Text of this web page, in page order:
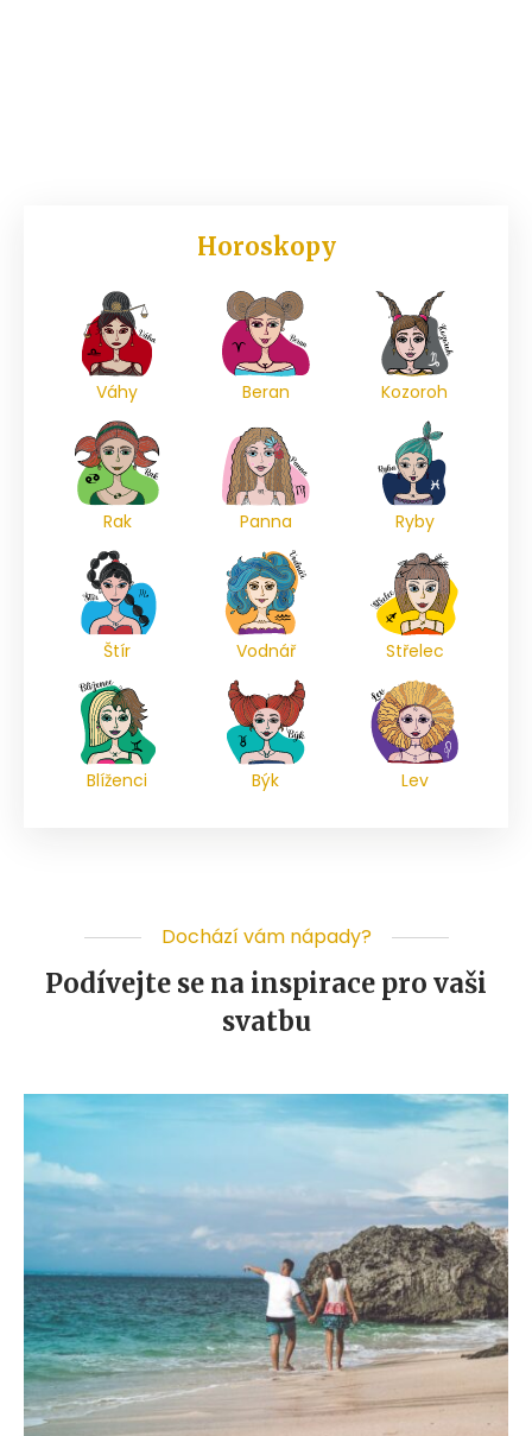
Horoskopy
Váhy Beran Kozoroh
Rak Panna Ryby
Štír Vodnář Střelec
Blíženci Býk Lev
Dochází vám nápady?
Podívejte se na inspirace pro vaši
svatbu